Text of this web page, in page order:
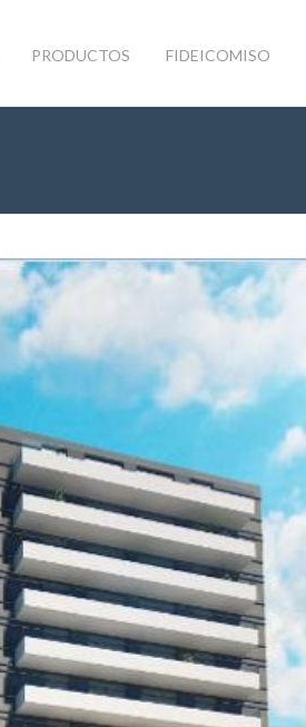
PRODUCTOS FIDEICOMISO